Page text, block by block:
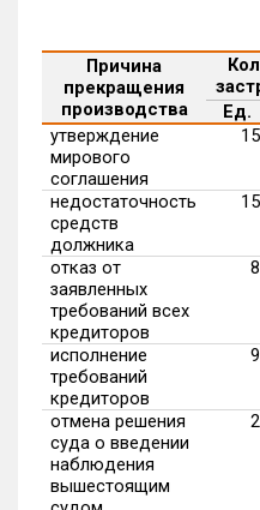
Причина
прекращения
производства
Ед.
утверждение
мирового
соглашения
15
недостаточность
средств
должника
15
отказ от
заявленных
требований всех
кредиторов
8
исполнение
требований
кредиторов
9
отмена решения
суда о введении
наблюдения
вышестоящим
2